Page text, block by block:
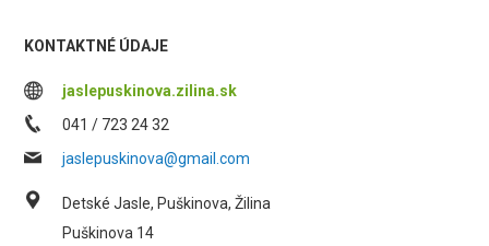
KONTAKTNÉ ÚDAJE
jaslepuskinova.zilina.sk
041 / 723 24 32
jaslepuskinova@gmail.com
Detské Jasle, Puškinova, Žilina
Puškinova 14